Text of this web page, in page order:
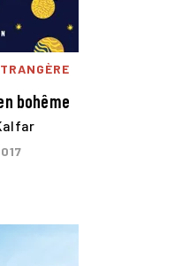
bohême